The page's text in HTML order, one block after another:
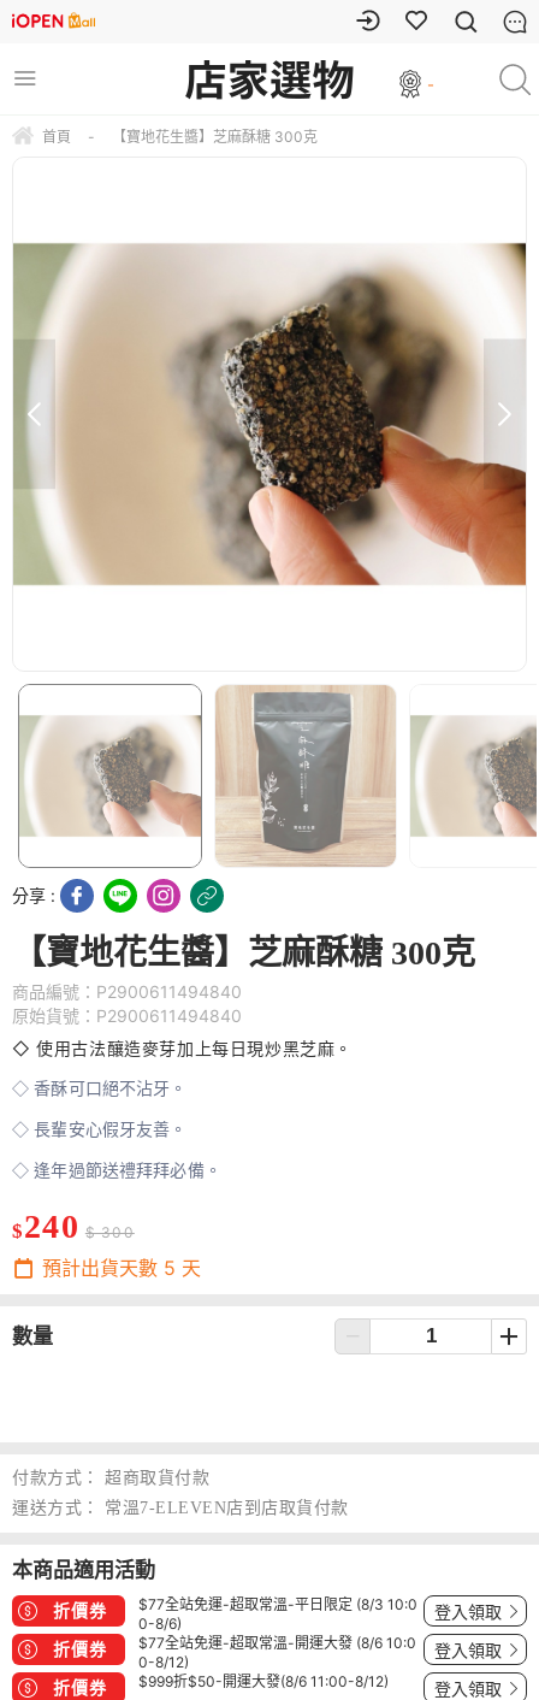
-
首頁 - 【寶地花生醬】芝麻酥糖 300克
分享 :
【寶地花生醬】芝麻酥糖 300克
商品編號：P2900611494840
原始貨號：P2900611494840
◇ 使用古法釀造麥芽加上每日現炒黑芝麻。
◇ 香酥可口絕不沾牙。
◇ 長輩安心假牙友善。
◇ 逢年過節送禮拜拜必備。
$240 $ 300
預計出貨天數 5 天
數量
付款方式：
超商取貨付款
運送方式：
常溫7-ELEVEN店到店取貨付款
本商品適用活動
折價券
$77全站免運-超取常溫-平日限定 (8/3 10:0
0-8/6)
登入領取
折價券
$77全站免運-超取常溫-開運大發 (8/6 10:0
0-8/12)
登入領取
折價券 $999折$50-開運大發(8/6 11:00-8/12) 登入領取